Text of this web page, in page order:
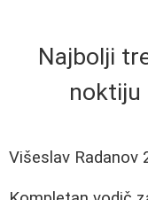
Najbolji
noktiju
Višeslav Radanov